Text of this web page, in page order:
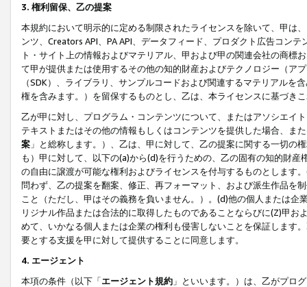
3. 権利留保、乙の提案
本規約において明示的に定める制限されたライセンスを除いて、甲は
ンツ、Creators API、PA API、データフィード、プロダクト広告コン
ト・サイト上の情報およびマテリアル、甲および甲の関連会社の商
て甲が提供または使用するその他の知的財産およびテクノロジー（ア
（SDK）、ライブラリ、サンプルコードおよび関連するマテリアル
権を含みます。）を留保するものとし、乙は、本ライセンスに基づき
乙が甲に対し、プログラム・コンテンツについて、またはアソシエイ
テキストまたはその他の情報もしくはコンテンツを提供した場合、ま
案 」と総称します。）、乙は、甲に対して、乙の提案に関する一切
も）甲に対して、以下の(a)から(d)を行うための、乙の固有の知的財
の自由に譲渡が可能な権利およびライセンスを付与するものとします
問わず、乙の提案を翻案、修正、再フォーマット、および派生作品を
こと（ただし、甲はその義務を負いません。）。(d)他の個人または
リジナル作品または合法的に取得したものであることならびに(Z)甲
めて、いかなる個人または企業の権利も侵害しないことを保証します
要とする支援を甲に対して提供することに同意します。
4. エージェント
本項の条件（以下「エージェント規約 」といいます。）は、乙がプロ